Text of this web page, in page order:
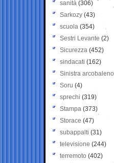
sanità (306)
Sarkozy (43)
scuola (354)
Sestri Levante (2)
Sicurezza (452)
sindacati (162)
Sinistra arcobaleno
Soru (4)
sprechi (319)
Stampa (373)
Storace (47)
subappalti (31)
televisione(244)
terremoto (402)